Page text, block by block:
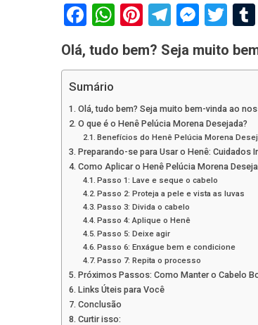
Facebook
WhatsApp
Pinterest
Olá, tudo bem? Seja muito
Sumário
Olá, tudo bem? Seja muito bem-vinda ao
O que é o Henê Pelúcia Morena Desejada?
Benefícios do Henê Pelúcia Morena
Preparando-se para Usar o Henê: Cuidados
Como Aplicar o Henê Pelúcia Morena
Passo 1: Lave e seque o cabelo
Passo 2: Proteja a pele e vista as luvas
Passo 3: Divida o cabelo
Passo 4: Aplique o Henê
Passo 5: Deixe agir
Passo 6: Enxágue bem e condicione
Passo 7: Repita o processo
Próximos Passos: Como Manter o Cabelo
Links Úteis para Você
Conclusão
Curtir isso: